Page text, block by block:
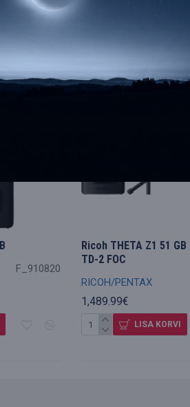
F_910820
RICOH/PENTAX
Ricoh THETA Z1 51
TD-2 FOC
1,489.99€
LISA KORVI